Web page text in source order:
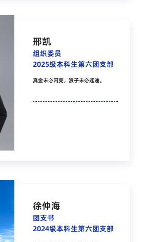
邢凯
组织委员
2025级本科生第六团支部
真金未必闪亮，浪子未必迷途。
徐仲海
团支书
2024级本科生第六团支部